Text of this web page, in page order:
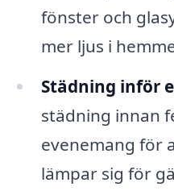
fönster och
mer ljus i
Städning inför
städning innan
evenemang för
lämpar sig för